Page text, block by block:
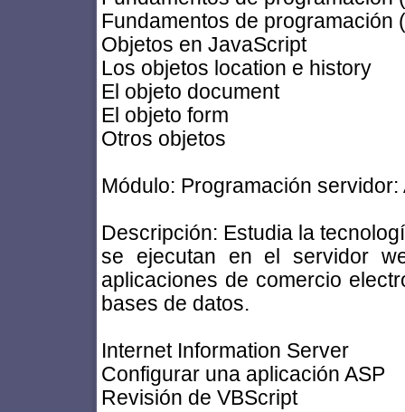
Fundamentos de programación
Objetos en JavaScript
Los objetos location e history
El objeto document
El objeto form
Otros objetos
Módulo: Programación servidor:
Descripción: Estudia la
se ejecutan en el servidor
aplicaciones de comercio
bases de datos.
Internet Information Server
Configurar una aplicación ASP
Revisión de VBScript